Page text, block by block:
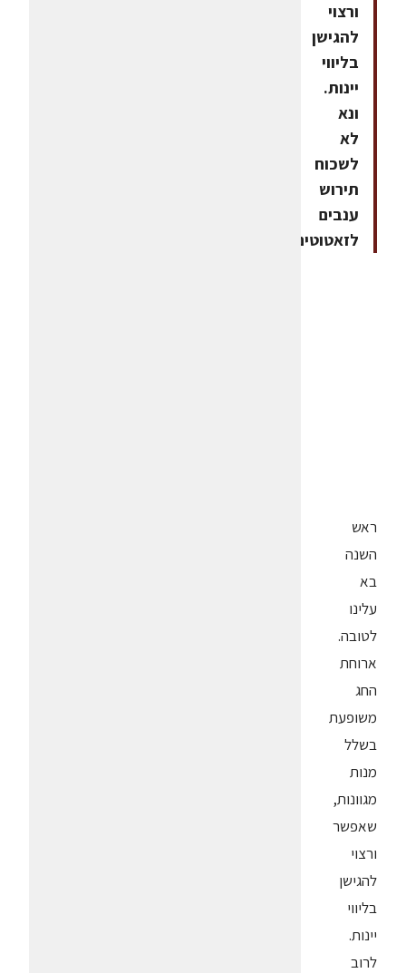
ורצוי
להגישן
בליווי
יינות.
ונא
לא
לשכוח
תירוש
ענבים
לזאטוטים
ראש
השנה
בא
עלינו
לטובה.
ארוחת
החג
משופעת
בשלל
מנות
מגוונות,
שאפשר
ורצוי
להגישן
בליווי
יינות.
לרוב